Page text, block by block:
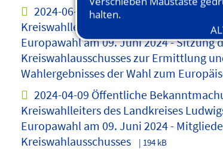
2024-06-05 Öffentliche
Kreiswahlleiters des Landkreises
Europawahl am 09. Juni 2024 - Sitzung
Kreiswahlausschusses zur Ermittlung
Wahlergebnisses der Wahl zum
2024-04-09 Öffentliche
Kreiswahlleiters des Landkreises
Europawahl am 09. Juni 2024 -
Kreiswahlausschusses
| 194 kB